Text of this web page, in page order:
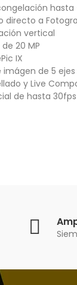
hasta
directo a
vertical
de 20 MP
IX
imágen de 5
y Live
de hasta 30fps